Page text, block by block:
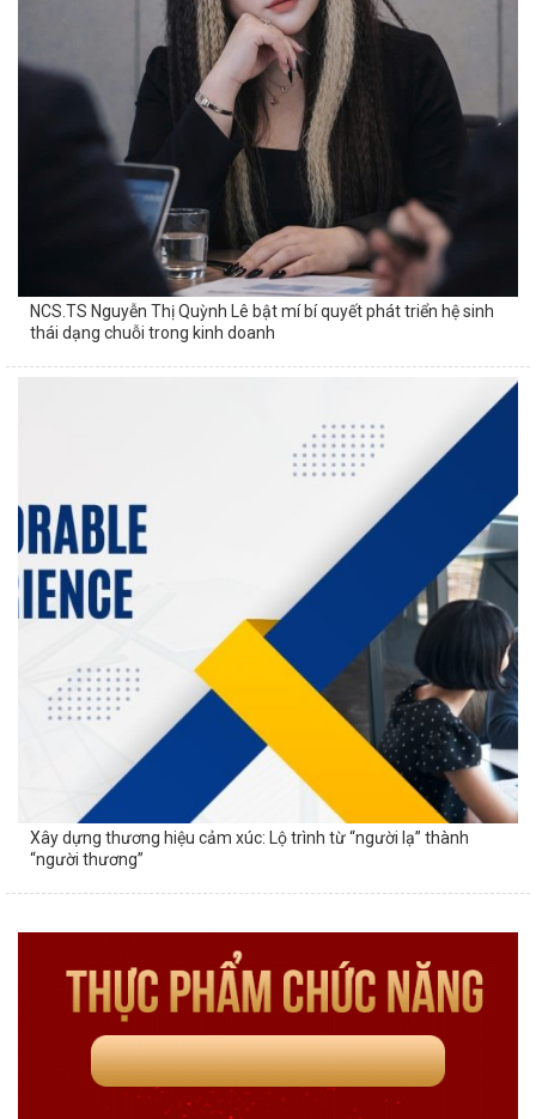
NCS.TS Nguyễn Thị Quỳnh Lê bật mí bí quyết phát triển hệ sinh
thái dạng chuỗi trong kinh doanh
Xây dựng thương hiệu cảm xúc: Lộ trình từ “người lạ” thành
“người thương”